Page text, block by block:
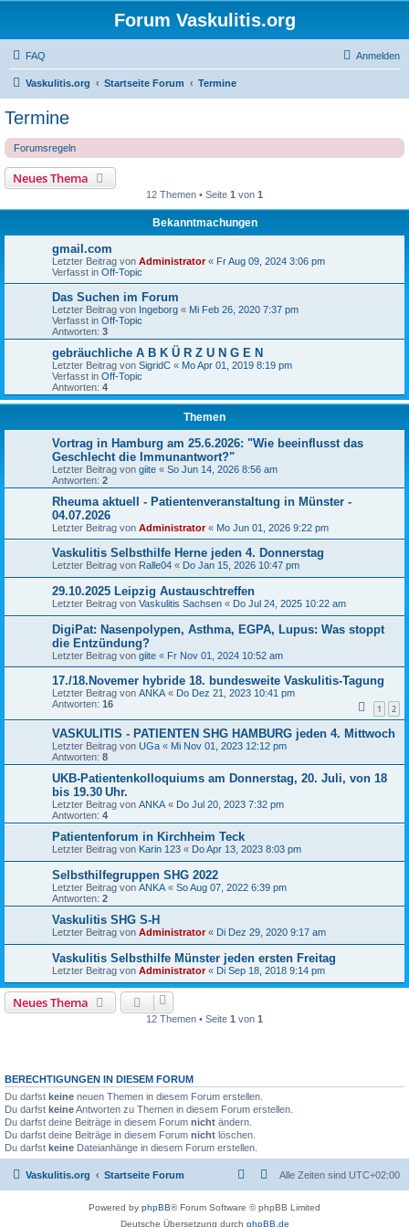
Forum Vaskulitis.org
FAQ Anmelden
Vaskulitis.org Startseite Forum Termine
Termine
Forumsregeln
Neues Thema
12 Themen • Seite 1 von 1
Bekanntmachungen
gmail.com
Letzter Beitrag von Administrator« Fr Aug 09, 2024 3:06 pm
Verfasst in Off-Topic
Das Suchen im Forum
Letzter Beitrag von Ingeborg « Mi Feb 26, 2020 7:37 pm
Verfasst in Off-Topic
Antworten: 3
gebräuchliche A B K Ü R Z U N G E N
Letzter Beitrag von SigridC « Mo Apr 01, 2019 8:19 pm
Verfasst in Off-Topic
Antworten: 4
Themen
Vortrag in Hamburg am 25.6.2026: "Wie beeinflusst das
Geschlecht die Immunantwort?"
Letzter Beitrag von giite « So Jun 14, 2026 8:56 am
Antworten: 2
Rheuma aktuell - Patientenveranstaltung in Münster -
04.07.2026
Letzter Beitrag von Administrator« Mo Jun 01, 2026 9:22 pm
Vaskulitis Selbsthilfe Herne jeden 4. Donnerstag
Letzter Beitrag von Ralle04 « Do Jan 15, 2026 10:47 pm
29.10.2025 Leipzig Austauschtreffen
Letzter Beitrag von Vaskulitis Sachsen « Do Jul 24, 2025 10:22 am
DigiPat: Nasenpolypen, Asthma, EGPA, Lupus: Was stoppt
die Entzündung?
Letzter Beitrag von giite « Fr Nov 01, 2024 10:52 am
17./18.Novemer hybride 18. bundesweite Vaskulitis-Tagung
Letzter Beitrag von ANKA « Do Dez 21, 2023 10:41 pm
Antworten: 16 1 2
VASKULITIS - PATIENTEN SHG HAMBURG jeden 4. Mittwoch
Letzter Beitrag von UGa « Mi Nov 01, 2023 12:12 pm
Antworten: 8
UKB-Patientenkolloquiums am Donnerstag, 20. Juli, von 18
bis 19.30 Uhr.
Letzter Beitrag von ANKA « Do Jul 20, 2023 7:32 pm
Antworten: 4
Patientenforum in Kirchheim Teck
Letzter Beitrag von Karin 123 « Do Apr 13, 2023 8:03 pm
Selbsthilfegruppen SHG 2022
Letzter Beitrag von ANKA « So Aug 07, 2022 6:39 pm
Antworten: 2
Vaskulitis SHG S-H
Letzter Beitrag von Administrator« Di Dez 29, 2020 9:17 am
Vaskulitis Selbsthilfe Münster jeden ersten Freitag
Letzter Beitrag von Administrator« Di Sep 18, 2018 9:14 pm
Neues Thema
12 Themen • Seite 1 von 1
BERECHTIGUNGEN IN DIESEM FORUM
Du darfst keine neuen Themen in diesem Forum erstellen.
Du darfst keineAntworten zu Themen in diesem Forum erstellen.
Du darfst deine Beiträge in diesem Forum nicht ändern.
Du darfst deine Beiträge in diesem Forum nicht löschen.
Du darfst keine Dateianhänge in diesem Forum erstellen.
Vaskulitis.org Startseite Forum Alle Zeiten sind UTC+02:00
Powered by phpBB® Forum Software © phpBB Limited
Deutsche Übersetzung durch phpBB.de